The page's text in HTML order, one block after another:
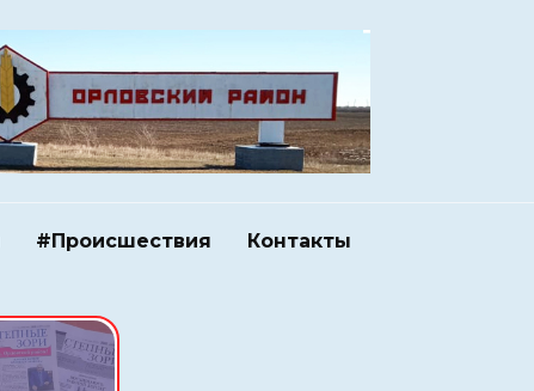
#Происшествия Контакты